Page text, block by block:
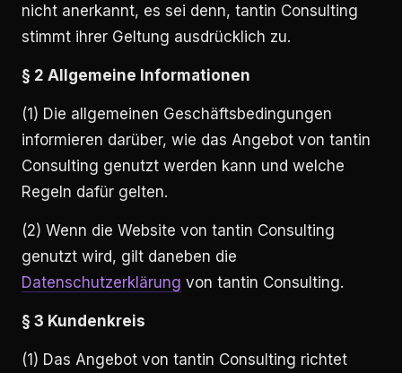
nicht anerkannt, es sei denn, tantin Consulting
stimmt ihrer Geltung ausdrücklich zu.
§ 2 Allgemeine Informationen
(1) Die allgemeinen Geschäftsbedingungen
informieren darüber, wie das Angebot von tantin
Consulting genutzt werden kann und welche
Regeln dafür gelten.
(2) Wenn die Website von tantin Consulting
genutzt wird, gilt daneben die
Datenschutzerklärung von tantin Consulting.
§ 3 Kundenkreis
(1) Das Angebot von tantin Consulting richtet